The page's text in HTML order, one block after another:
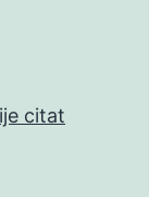
citat